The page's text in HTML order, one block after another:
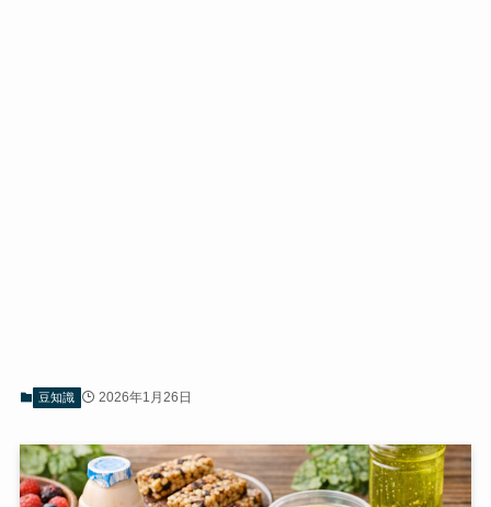
豆知識 2026年1月26日